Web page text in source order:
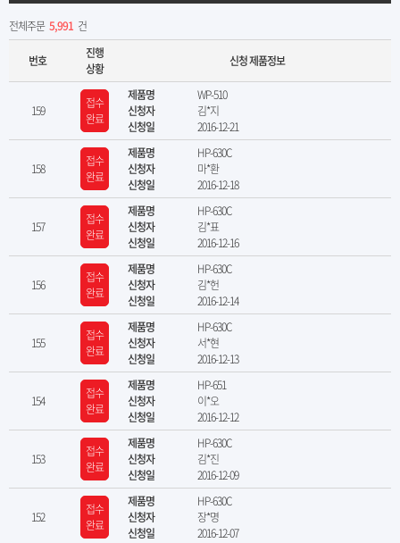
전체주문 5,991 건
번호
진행
상황
신청 제품정보
159
접수
완료
제품명
WP-510
신청자
김*지
신청일
2016-12-21
158
접수
완료
제품명
HP-630C
신청자
마*환
신청일
2016-12-18
157
접수
완료
제품명
HP-630C
신청자
김*표
신청일
2016-12-16
156
접수
완료
제품명
HP-630C
신청자
김*헌
신청일
2016-12-14
155
접수
완료
제품명
HP-630C
신청자
서*현
신청일
2016-12-13
154
접수
완료
제품명
HP-651
신청자
이*오
신청일
2016-12-12
153
접수
완료
제품명
HP-630C
신청자
김*진
신청일
2016-12-09
152
접수
완료
제품명
HP-630C
신청자
장*명
신청일
2016-12-07